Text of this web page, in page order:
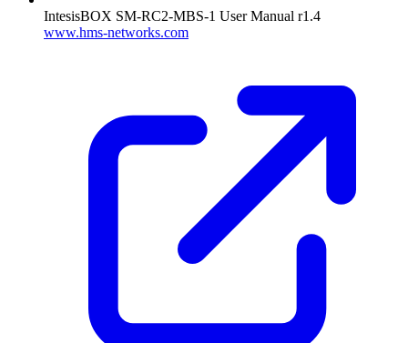
IntesisBOX SM-RC2-MBS-1 User Manual r1.4
www.hms-networks.com